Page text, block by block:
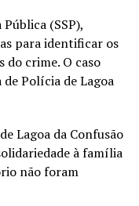
(SSP),
para identificar os
do crime. O caso
Polícia de Lagoa
Lagoa da Confusão
à família
não foram